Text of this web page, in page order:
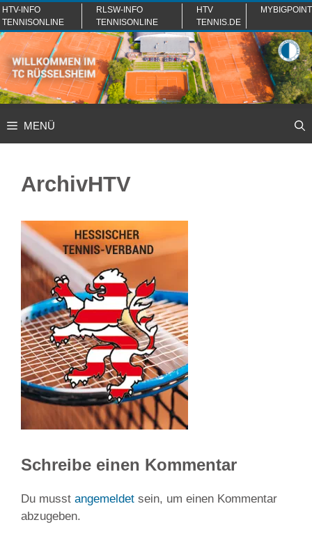
Zum
Inhalt
springen
HTV-INFO
TENNISONLINE
RLSW-INFO
TENNISONLINE
HTV
TENNIS.DE
MYBIGPOINT
MENÜ
ArchivHTV
Schreibe einen Kommentar
Du musst angemeldet sein, um einen Kommentar
abzugeben.